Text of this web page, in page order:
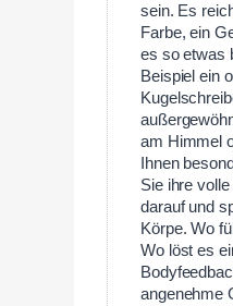
sein. Es
Farbe, ein
es so etwas
Beispiel ein
am Himmel
Ihnen
Sie ihre
darauf und
Körpe. Wo
Wo löst es
angenehme